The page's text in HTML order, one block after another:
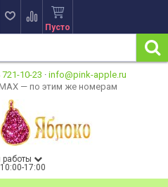
Пусто
721-10-23 · info@pink-apple.ru
— по этим же номерам
17:00